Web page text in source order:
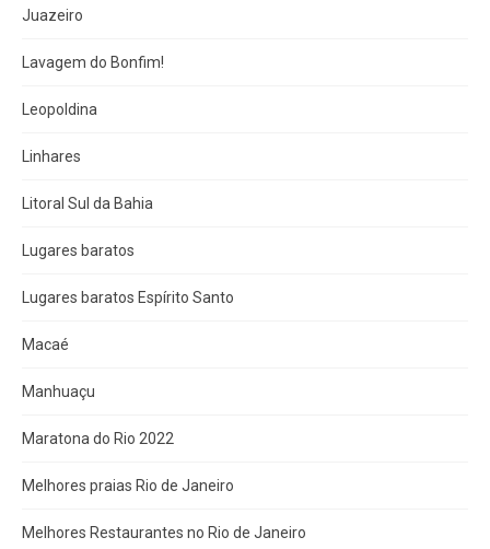
Juazeiro
Lavagem do Bonfim!
Leopoldina
Linhares
Litoral Sul da Bahia
Lugares baratos
Lugares baratos Espírito Santo
Macaé
Manhuaçu
Maratona do Rio 2022
Melhores praias Rio de Janeiro
Melhores Restaurantes no Rio de Janeiro